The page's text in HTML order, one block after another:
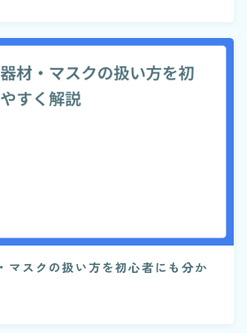
マスクの扱い方を初心者にも分か